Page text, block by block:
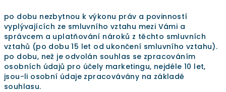
po dobu nezbytnou k výkonu práv a povinností
vyplývajících ze smluvního vztahu mezi Vámi a
správcem a uplatňování nároků z těchto smluvních
vztahů (po dobu 15 let od ukončení smluvního vztahu).
po dobu, než je odvolán souhlas se zpracováním
osobních údajů pro účely marketingu, nejdéle 10 let,
jsou-li osobní údaje zpracovávány na základě
souhlasu.